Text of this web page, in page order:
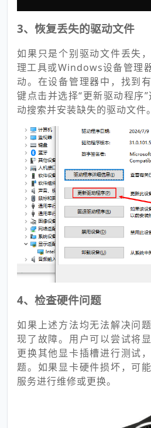
3、恢复丢失的驱动文件
如果只是个别驱动文件丢失
理工具或Windows设备管理
动。在设备管理器中，找到
键点击并选择“更新驱动程序
动搜索并安装缺失的驱动文件。
4、检查硬件问题
如果上述方法均无法解决问
现了故障。用户可以尝试将
更换其他显卡插槽进行测试
题。如果显卡硬件损坏，可
服务进行维修或更换。